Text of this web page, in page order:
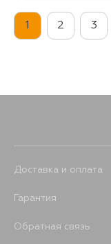
1 2 3
Доставка и оплата
Гарантия
Обратная связь